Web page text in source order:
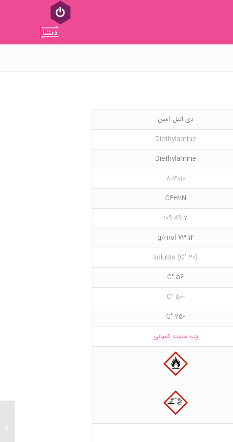
دی اتیل آمین
Diethylamine
Diethylamine
803010
C4H11N
109-89-7
73.14 g/mol
(20 °C) soluble
56 °C
-50 °C
-25 °C
وب سایت کمپانی